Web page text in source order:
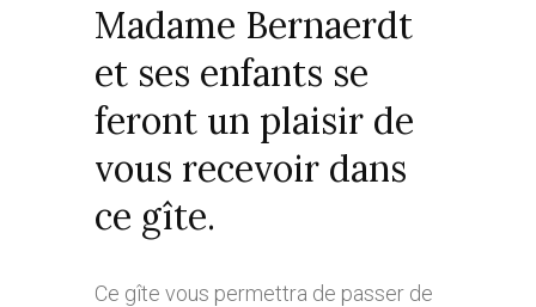
Madame Bernaerdt
et ses enfants se
feront un plaisir de
vous recevoir dans
ce gîte.
Ce gîte vous permettra de passer de